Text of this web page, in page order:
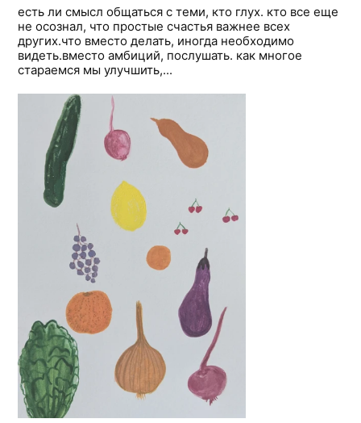
есть ли смысл общаться с теми, кто глух. кто все еще
не осознал, что простые счастья важнее всех
других.что вместо делать, иногда необходимо
видеть.вместо амбиций, послушать. как многое
стараемся мы улучшить,...